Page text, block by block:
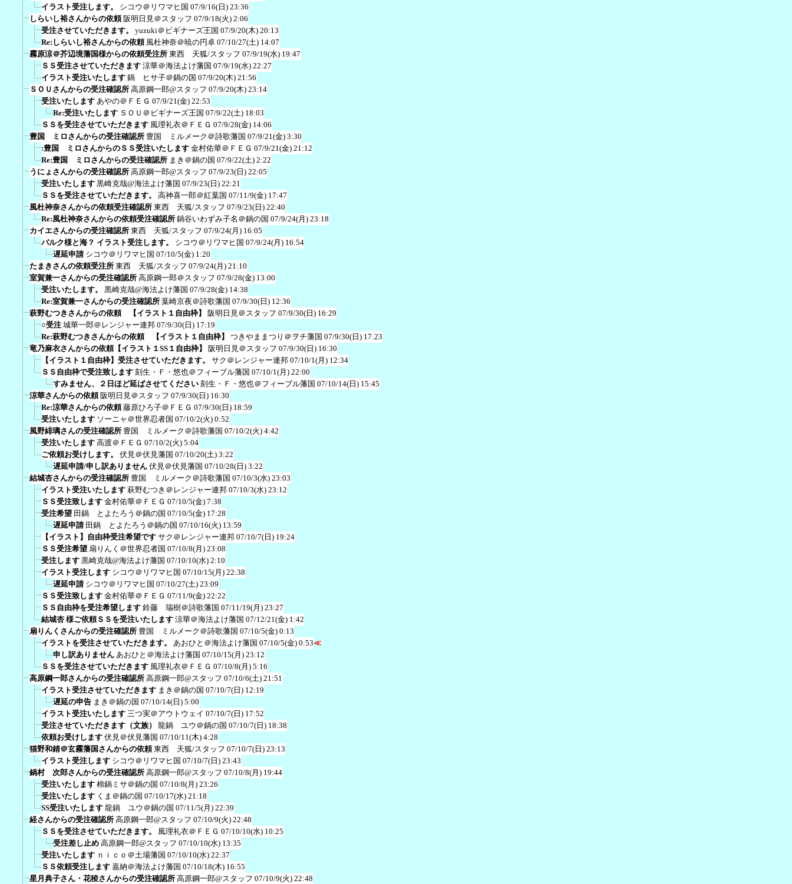
イラスト受注します。
シコウ＠リワマヒ国 07/9/16(日) 23:36
しらいし裕さんからの依頼 阪明日見＠スタッフ 07/9/18(火) 2:06
受注させていただきます。
yuzuki＠ビギナーズ王国 07/9/20(木) 20:13
Re:しらいし裕さんからの依頼 風杜神奈＠暁の円卓 07/10/27(土) 14:07
霧原涼＠芥辺境藩国様からの依頼受注所 東西 天狐/スタッフ 07/9/19(水) 19:47
ＳＳ受注させていただきます 涼華＠海法よけ藩国 07/9/19(水) 22:27
イラスト受注いたします 鍋 ヒサ子＠鍋の国 07/9/20(木) 21:56
ＳＯＵさんからの受注確認所 高原鋼一郎@スタッフ 07/9/20(木) 23:14
受注いたします あやの＠ＦＥＧ 07/9/21(金) 22:53
Re:受注いたします ＳＯＵ＠ビギナーズ王国 07/9/22(土) 18:03
ＳＳを受注させていただきます 風理礼衣＠ＦＥＧ 07/9/28(金) 14:06
豊国 ミロさんからの受注確認所 豊国 ミルメーク＠詩歌藩国 07/9/21(金) 3:30
:豊国 ミロさんからのＳＳ受注いたします 金村佑華＠ＦＥＧ 07/9/21(金) 21:12
Re:豊国 ミロさんからの受注確認所 まき＠鍋の国 07/9/22(土) 2:22
うにょさんからの受注確認所 高原鋼一郎@スタッフ 07/9/23(日) 22:05
受注いたします 黒崎克哉@海法よけ藩国 07/9/23(日) 22:21
ＳＳを受注させていただきます。
高神喜一郎＠紅葉国 07/11/9(金) 17:47
風杜神奈さんからの依頼受注確認所 東西 天狐/スタッフ 07/9/23(日) 22:40
Re:風杜神奈さんからの依頼受注確認所 鍋谷いわずみ子名＠鍋の国 07/9/24(月) 23:18
カイエさんからの受注確認所 東西 天狐/スタッフ 07/9/24(月) 16:05
バルク様と海？ イラスト受注します。
シコウ＠リワマヒ国 07/9/24(月) 16:54
遅延申請 シコウ＠リワマヒ国 07/10/5(金) 1:20
たまきさんの依頼受注所 東西 天狐/スタッフ 07/9/24(月) 21:10
室賀兼一さんからの受注確認所 高原鋼一郎＠スタッフ 07/9/28(金) 13:00
受注いたします。
黒崎克哉@海法よけ藩国 07/9/28(金) 14:38
Re:室賀兼一さんからの受注確認所 葉崎京夜＠詩歌藩国 07/9/30(日) 12:36
萩野むつきさんからの依頼 【イラスト１自由枠】
阪明日見＠スタッフ 07/9/30(日) 16:29
○受注 城華一郎＠レンジャー連邦 07/9/30(日) 17:19
Re:萩野むつきさんからの依頼 【イラスト１自由枠】
つきやままつり＠ヲチ藩国 07/9/30(日) 17:23
竜乃麻衣さんからの依頼【イラスト１SS１自由枠】
阪明日見＠スタッフ 07/9/30(日) 16:30
【イラスト１自由枠】受注させていただきます。
サク＠レンジャー連邦 07/10/1(月) 12:34
ＳＳ自由枠で受注致します 刻生・Ｆ・悠也＠フィーブル藩国 07/10/1(月) 22:00
すみません、２日ほど延ばさせてください 刻生・Ｆ・悠也＠フィーブル藩国 07/10/14(日) 15:45
涼華さんからの依頼 阪明日見＠スタッフ 07/9/30(日) 16:30
Re:涼華さんからの依頼 藤原ひろ子＠ＦＥＧ 07/9/30(日) 18:59
受注いたします ソーニャ＠世界忍者国 07/10/2(火) 0:52
風野緋璃さんの受注確認所 豊国 ミルメーク＠詩歌藩国 07/10/2(火) 4:42
受注いたします 高渡＠ＦＥＧ 07/10/2(火) 5:04
ご依頼お受けします。
伏見＠伏見藩国 07/10/20(土) 3:22
遅延申請/申し訳ありません 伏見＠伏見藩国 07/10/28(日) 3:22
結城杏さんからの受注確認所 豊国 ミルメーク＠詩歌藩国 07/10/3(水) 23:03
イラスト受注いたします 萩野むつき＠レンジャー連邦 07/10/3(水) 23:12
ＳＳ受注致します 金村佑華＠ＦＥＧ 07/10/5(金) 7:38
受注希望 田鍋 とよたろう＠鍋の国 07/10/5(金) 17:28
遅延申請 田鍋 とよたろう＠鍋の国 07/10/16(火) 13:59
【イラスト】自由枠受注希望です サク＠レンジャー連邦 07/10/7(日) 19:24
ＳＳ受注希望 扇りんく＠世界忍者国 07/10/8(月) 23:08
受注します 黒崎克哉@海法よけ藩国 07/10/10(水) 2:10
イラスト受注します シコウ＠リワマヒ国 07/10/15(月) 22:38
遅延申請 シコウ＠リワマヒ国 07/10/27(土) 23:09
ＳＳ受注致します 金村佑華＠ＦＥＧ 07/11/9(金) 22:22
ＳＳ自由枠を受注希望します 鈴藤 瑞樹＠詩歌藩国 07/11/19(月) 23:27
結城杏 様ご依頼ＳＳを受注いたします 涼華＠海法よけ藩国 07/12/21(金) 1:42
扇りんくさんからの受注確認所 豊国 ミルメーク＠詩歌藩国 07/10/5(金) 0:13
イラストを受注させていただきます。
あおひと＠海法よけ藩国 07/10/5(金) 0:53≪
申し訳ありません あおひと＠海法よけ藩国 07/10/15(月) 23:12
ＳＳを受注させていただきます 風理礼衣＠ＦＥＧ 07/10/8(月) 5:16
高原鋼一郎さんからの受注確認所 高原鋼一郎@スタッフ 07/10/6(土) 21:51
イラスト受注させていただきます まき＠鍋の国 07/10/7(日) 12:19
遅延の申告 まき＠鍋の国 07/10/14(日) 5:00
イラスト受注いたします 三つ実＠アウトウェイ 07/10/7(日) 17:52
受注させていただきます（文族）
龍鍋 ユウ＠鍋の国 07/10/7(日) 18:38
依頼お受けします 伏見＠伏見藩国 07/10/11(木) 4:28
猫野和錆＠玄霧藩国さんからの依頼 東西 天狐/スタッフ 07/10/7(日) 23:13
イラスト受注します シコウ＠リワマヒ国 07/10/7(日) 23:43
鍋村 次郎さんからの受注確認所 高原鋼一郎@スタッフ 07/10/8(月) 19:44
受注いたします 棉鍋ミサ＠鍋の国 07/10/8(月) 23:26
受注いたします くま＠鍋の国 07/10/17(水) 21:18
SS受注いたします 龍鍋 ユウ＠鍋の国 07/11/5(月) 22:39
経さんからの受注確認所 高原鋼一郎@スタッフ 07/10/9(火) 22:48
ＳＳを受注させていただきます。
風理礼衣＠ＦＥＧ 07/10/10(水) 10:25
受注差し止め 高原鋼一郎@スタッフ 07/10/10(水) 13:35
受注いたします ｎｉｃｏ＠土場藩国 07/10/10(水) 22:37
ＳＳ依頼受注します 嘉納＠海法よけ藩国 07/10/18(木) 16:55
星月典子さん・花稜さんからの受注確認所 高原鋼一郎@スタッフ 07/10/9(火) 22:48